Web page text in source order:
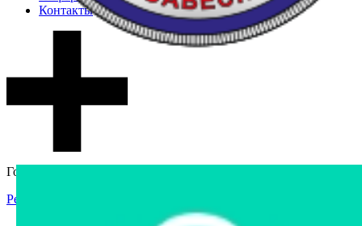
Контакты
Гостевой доступ
Регистрация